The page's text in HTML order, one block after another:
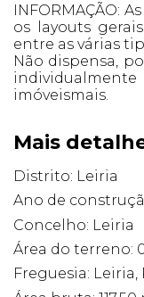
INFORMAÇÃO:
os layouts
entre as várias
Não dispensa,
imóveismais.
Mais
Distrito: Leiria
Ano de
Concelho: Leiria
Área do terreno:
Freguesia: Leiria,